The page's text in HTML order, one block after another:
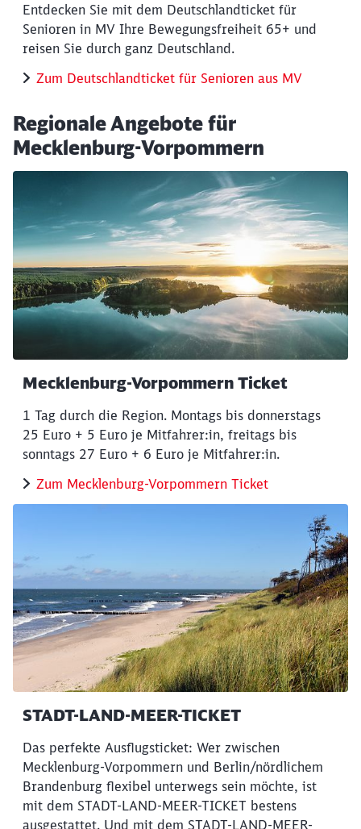
Entdecken Sie mit dem Deutschlandticket für
Senioren in MV Ihre Bewegungsfreiheit 65+ und
reisen Sie durch ganz Deutschland.
Zum Deutschlandticket für Senioren aus MV
Regionale Angebote für
Mecklenburg-Vorpommern
Mecklenburg-Vorpommern Ticket
1 Tag durch die Region. Montags bis donnerstags
25 Euro + 5 Euro je Mitfahrer:in, freitags bis
sonntags 27 Euro + 6 Euro je Mitfahrer:in.
Zum Mecklenburg-Vorpommern Ticket
STADT-LAND-MEER-TICKET
Das perfekte Ausflugsticket: Wer zwischen
Mecklenburg-Vorpommern und Berlin/nördlichem
Brandenburg flexibel unterwegs sein möchte, ist
mit dem STADT-LAND-MEER-TICKET bestens
ausgestattet. Und mit dem STADT-LAND-MEER-
Schließen
Möchten Sie zuweitergeleitet